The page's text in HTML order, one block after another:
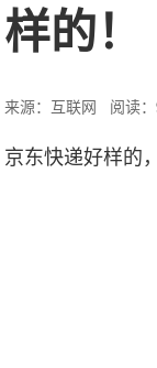
样的！
来源：互联网 阅读
京东快递好样的